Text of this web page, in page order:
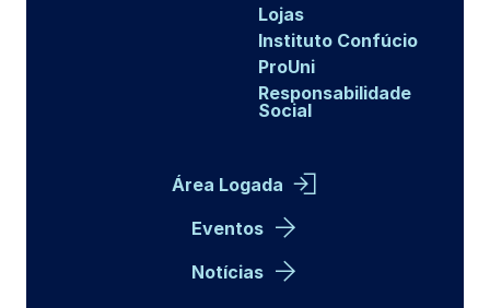
Lojas
Instituto Confúcio
ProUni
Responsabilidade
Social
Área Logada
Eventos
Notícias